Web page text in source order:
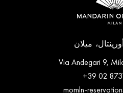
ميلان
Via Andegari 9,
+39 02
momln-